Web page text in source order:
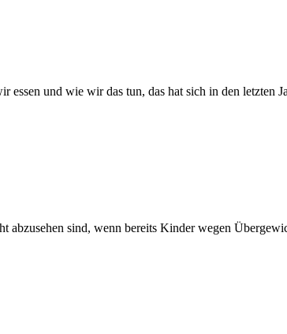
und wie wir das tun, das hat sich in den letzten
sind, wenn bereits Kinder wegen